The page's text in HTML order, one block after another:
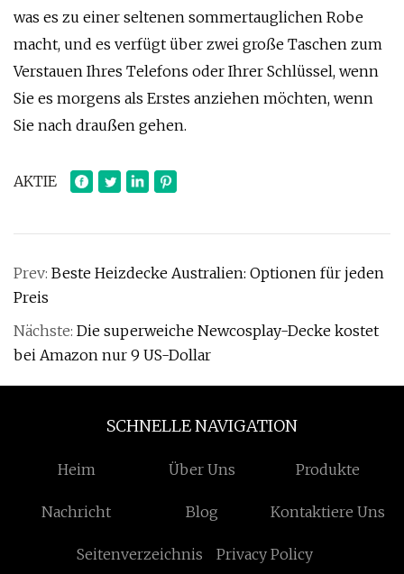
was es zu einer seltenen sommertauglichen Robe
macht, und es verfügt über zwei große Taschen zum
Verstauen Ihres Telefons oder Ihrer Schlüssel, wenn
Sie es morgens als Erstes anziehen möchten, wenn
Sie nach draußen gehen.
AKTIE
Prev: Beste Heizdecke Australien: Optionen für jeden
Preis
Nächste: Die superweiche Newcosplay-Decke kostet
bei Amazon nur 9 US-Dollar
SCHNELLE NAVIGATION
Heim Über Uns Produkte
Nachricht Blog Kontaktiere Uns
Seitenverzeichnis Privacy Policy